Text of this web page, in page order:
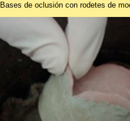
de oclusión con rodetes de